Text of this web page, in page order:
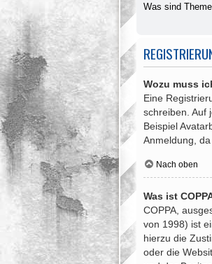
Was sind
Wozu muss
Eine
schreiben. Auf
Beispiel
Anmeldung,
Nach oben
Was ist
COPPA,
von 1998) ist
hierzu die
oder die